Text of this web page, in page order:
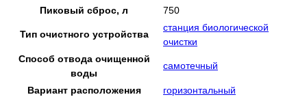
Пиковый сброс, л
750
Тип очистного устройства
станция биологической
очистки
Способ отвода очищенной
воды
самотечный
Вариант расположения
горизонтальный